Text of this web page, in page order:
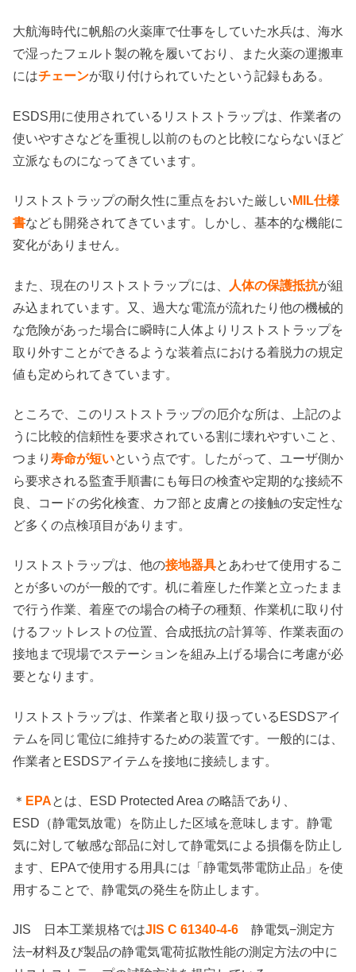
大航海時代に帆船の火薬庫で仕事をしていた水兵は、海水
で湿ったフェルト製の靴を履いており、また火薬の運搬車
にはチェーンが取り付けられていたという記録もある。
ESDS用に使用されているリストストラップは、作業者の
使いやすさなどを重視し以前のものと比較にならないほど
立派なものになってきています。
リストストラップの耐久性に重点をおいた厳しい MIL仕様
書なども開発されてきています。しかし、基本的な機能に
変化がありません。
また、現在のリストストラップには、 人体の保護抵抗が組
み込まれています。又、過大な電流が流れたり他の機械的
な危険があった場合に瞬時に人体よりリストストラップを
取り外すことができるような装着点における着脱力の規定
値も定められてきています。
ところで、このリストストラップの厄介な所は、上記のよ
うに比較的信頼性を要求されている割に壊れやすいこと、
つまり 寿命が短いという点です。したがって、ユーザ側か
ら要求される監査手順書にも毎日の検査や定期的な接続不
良、コードの劣化検査、カフ部と皮膚との接触の安定性な
ど多くの点検項目があります。
リストストラップは、他の接地器具とあわせて使用するこ
とが多いのが一般的です。机に着座した作業と立ったまま
で行う作業、着座での場合の椅子の種類、作業机に取り付
けるフットレストの位置、合成抵抗の計算等、作業表面の
接地まで現場でステーションを組み上げる場合に考慮が必
要となります。
リストストラップは、作業者と取り扱っているESDSアイ
テムを同じ電位に維持するための装置です。一般的には、
作業者とESDSアイテムを接地に接続します。
＊ EPAとは、ESD Protected Area の略語であり、
ESD（静電気放電）を防止した区域を意味します。静電
気に対して敏感な部品に対して静電気による損傷を防止し
ます、EPAで使用する用具には「静電気帯電防止品」を使
用することで、静電気の発生を防止します。
JIS 日本工業規格ではJIS C 61340-4-6 静電気−測定方
法−材料及び製品の静電気電荷拡散性能の測定方法の中に